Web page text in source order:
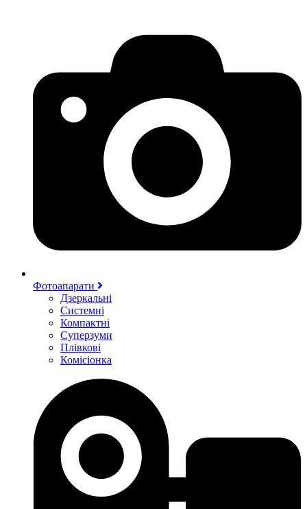
Фотоапарати
Дзеркальні
Системні
Компактні
Суперзуми
Плівкові
Комісіонка